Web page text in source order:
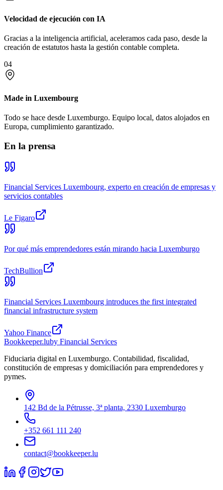
Velocidad de ejecución con IA
Gracias a la inteligencia artificial, aceleramos cada paso, desde la
creación de estatutos hasta la gestión contable completa.
04
Made in Luxembourg
Todo se hace desde Luxemburgo. Equipo local, datos alojados en
Europa, cumplimiento garantizado.
En la prensa
Financial Services Luxembourg, experto en creación de empresas y
servicios contables
Le Figaro
Por qué más emprendedores están mirando hacia Luxemburgo
TechBullion
Financial Services Luxembourg introduces the first integrated
financial infrastructure system
Yahoo Finance
Bookkeeper.luby Financial Services
Fiduciaria digital en Luxemburgo. Contabilidad, fiscalidad,
constitución de empresas y domiciliación para emprendedores y
pymes.
142 Bd de la Pétrusse, 3ª planta, 2330 Luxemburgo
+352 661 111 240
contact@bookkeeper.lu